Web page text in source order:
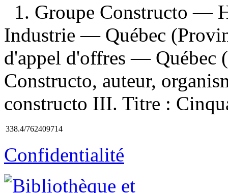
1. Groupe Constructo —
Industrie — Québec
d'appel d'offres —
Constructo, auteur,
constructo III. Titre :
338.4/762409714
Confidentialité